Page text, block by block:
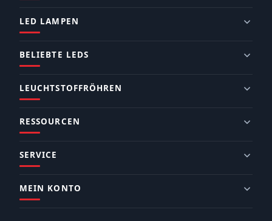
LED LAMPEN
BELIEBTE LEDS
LEUCHTSTOFFRÖHREN
RESSOURCEN
SERVICE
MEIN KONTO